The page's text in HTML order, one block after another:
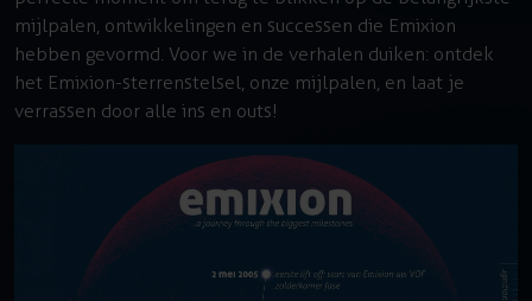
mijlpalen, ontwikkelingen en successen die Emixion
hebben gevormd. Voor we in de verhalen duiken: ontdek
het Emixion-sterrenstelsel, onze mijlpalen, en laat je
verrassen door alle ins en outs!